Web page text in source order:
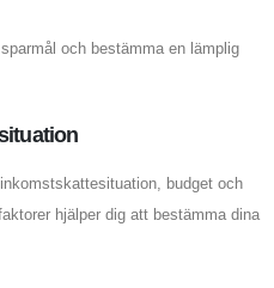
och bestämma en lämplig
budget och
hjälper dig att bestämma dina